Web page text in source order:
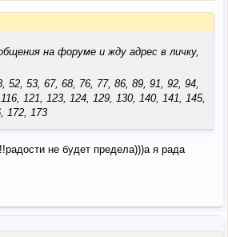
на форуме и жду адрес в личку,
52, 53, 67, 68, 76, 77, 86, 89, 91, 92, 94,
121, 123, 124, 129, 130, 140, 141, 145,
172, 173
не будет предела)))а я рада